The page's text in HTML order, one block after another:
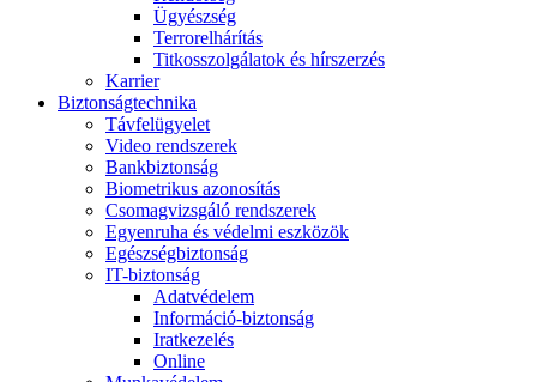
Ügyészség
Terrorelhárítás
Titkosszolgálatok és hírszerzés
Karrier
Biztonságtechnika
Távfelügyelet
Video rendszerek
Bankbiztonság
Biometrikus azonosítás
Csomagvizsgáló rendszerek
Egyenruha és védelmi eszközök
Egészségbiztonság
IT-biztonság
Adatvédelem
Információ-biztonság
Iratkezelés
Online